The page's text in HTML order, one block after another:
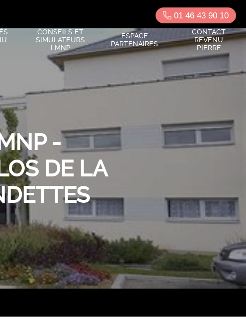
CONSEILS ET
SIMULATEURS
LMNP
ESPACE
PARTENAIRES
CONTACT
REVENU
PIERRE
01 46 43 90 10
-
DE LA